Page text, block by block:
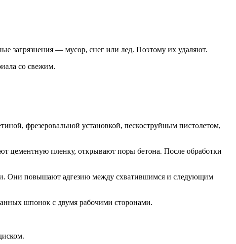
загрязнения — мусор, снег или лед. Поэтому их удаляют.
со свежим.
фрезеровальной установкой, пескоструйным пистолетом,
цементную пленку, открывают поры бетона. После обработки
Они повышают адгезию между схватившимся и следующим
шпонок с двумя рабочими сторонами.